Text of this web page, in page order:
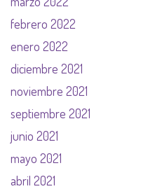
febrero 2022
enero 2022
diciembre 2021
noviembre 2021
septiembre 2021
junio 2021
mayo 2021
abril 2021